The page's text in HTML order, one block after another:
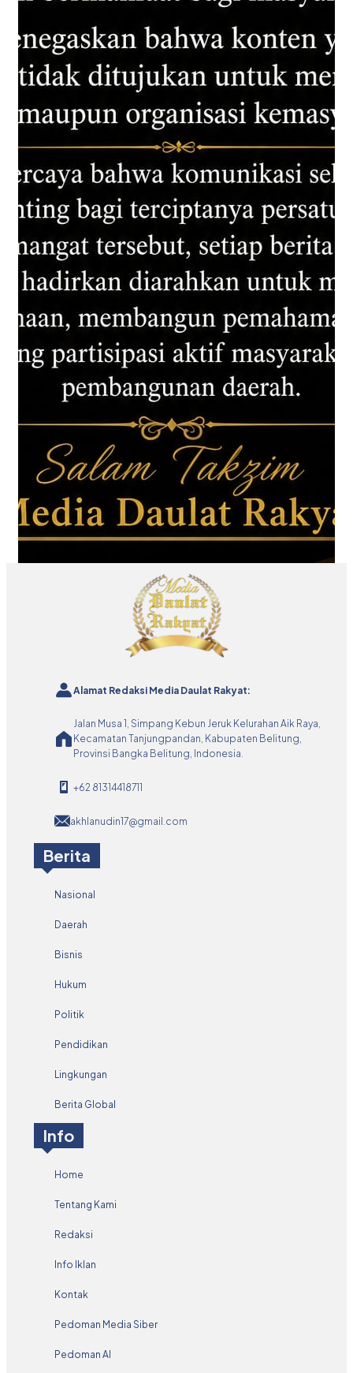
Alamat Redaksi Media Daulat Rakyat:
Jalan Musa 1, Simpang Kebun Jeruk Kelurahan Aik Raya,
Kecamatan Tanjungpandan, Kabupaten Belitung,
Provinsi Bangka Belitung, Indonesia.
+62 81314418711
akhlanudin17@gmail.com
Berita
Nasional
Daerah
Bisnis
Hukum
Politik
Pendidikan
Lingkungan
Berita Global
Info
Home
Tentang Kami
Redaksi
Info Iklan
Kontak
Pedoman Media Siber
Pedoman AI